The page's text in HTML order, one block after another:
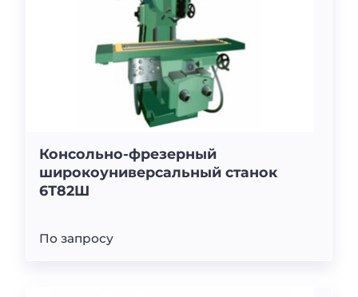
Консольно-фрезерный
широкоуниверсальный станок
6Т82Ш
По запросу